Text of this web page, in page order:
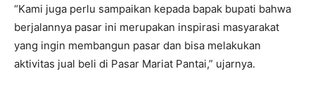
“Kami juga perlu sampaikan kepada bapak bupati bahwa
berjalannya pasar ini merupakan inspirasi masyarakat
yang ingin membangun pasar dan bisa melakukan
aktivitas jual beli di Pasar Mariat Pantai,” ujarnya.